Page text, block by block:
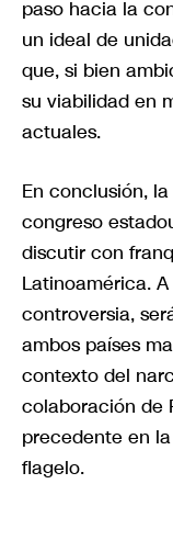
paso hacia la
un ideal de
que, si bien
su viabilidad en
actuales.
En conclusión,
congreso
discutir con
Latinoamérica.
controversia,
ambos países
contexto del
colaboración de
precedente en
flagelo.